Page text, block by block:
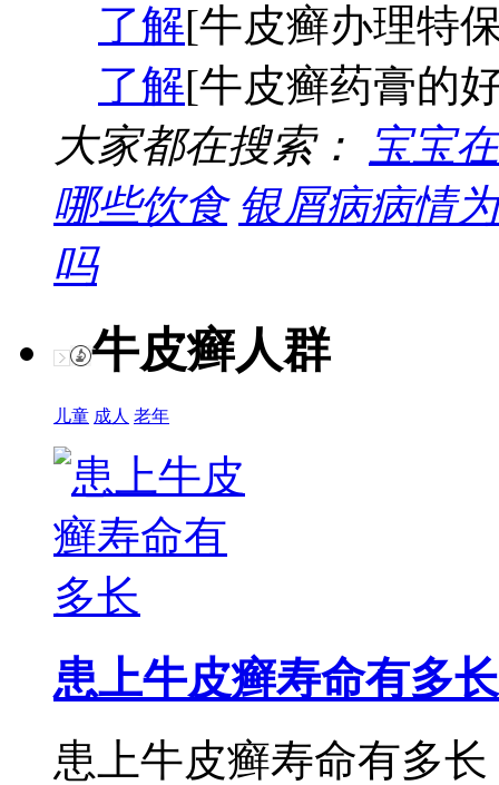
了解[牛皮癣办理特
了解[牛皮癣药膏的
大家都在搜索：
宝宝
哪些饮食 银屑病病情
吗
牛皮癣人群
儿童 成人 老年
患上牛皮癣寿命有多长
患上牛皮癣寿命有多